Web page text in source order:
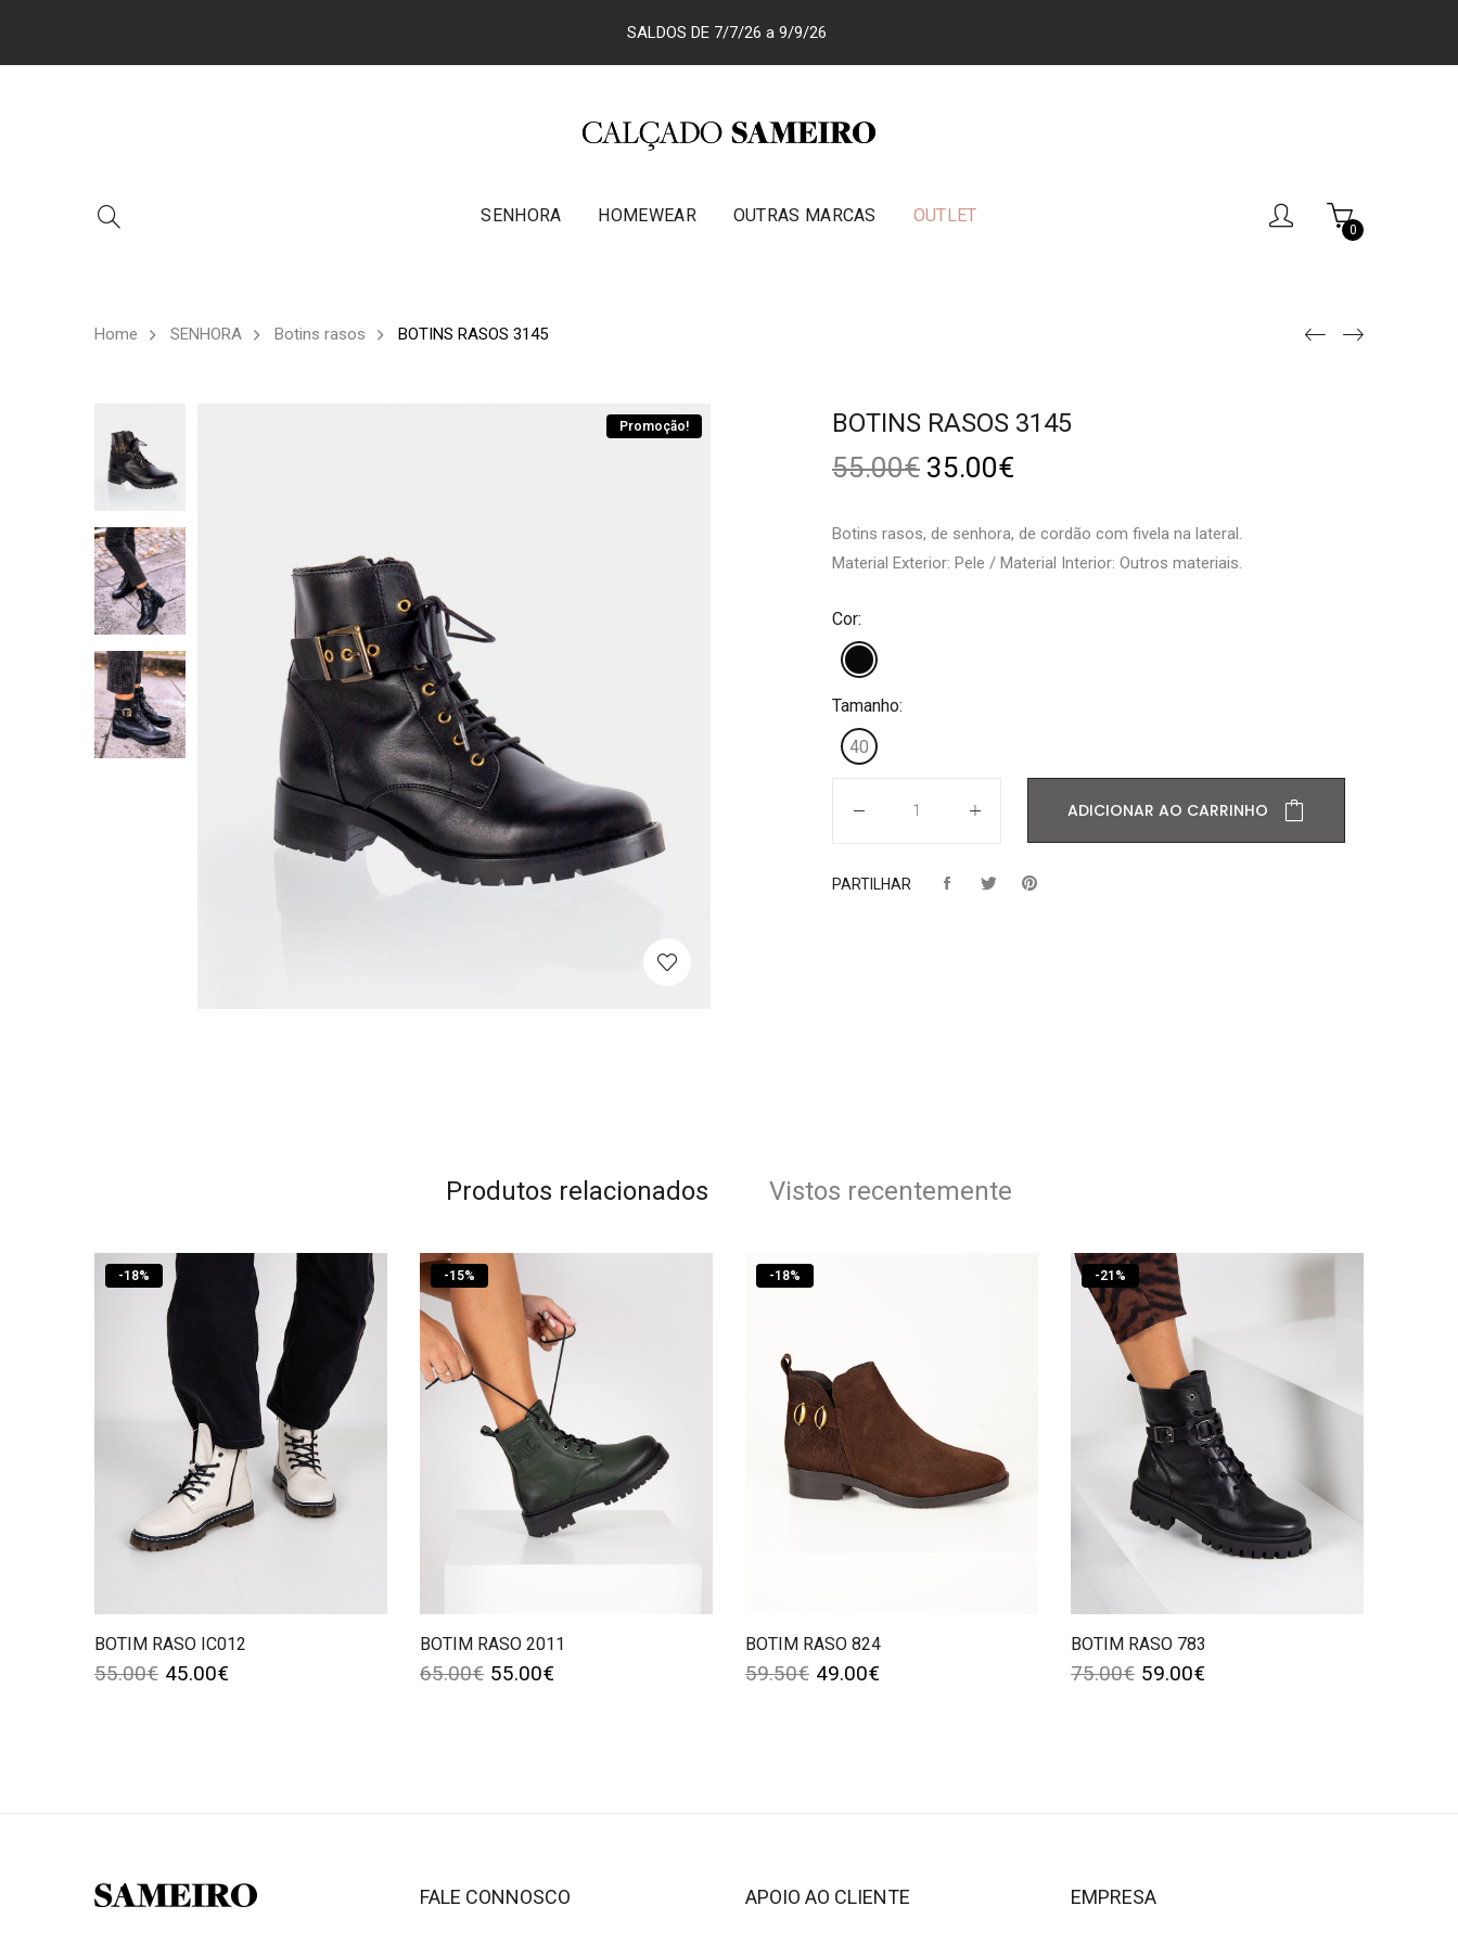
SALDOS DE 7/7/26 a 9/9/26
SENHORA HOMEWEAR OUTRAS MARCAS OUTLET
0
Home SENHORA Botins rasos BOTINS RASOS 3145
Promoção! BOTINS RASOS 3145
55.00€ 35.00€
Botins rasos, de senhora, de cordão com fivela na lateral.
Material Exterior: Pele / Material Interior: Outros materiais.
Cor:
Tamanho:
40
ADICIONAR AO CARRINHO
PARTILHAR
Produtos relacionados Vistos recentemente
-18%
BOTIM RASO IC012
55.00€ 45.00€
-15%
BOTIM RASO 2011
65.00€ 55.00€
-18%
BOTIM RASO 824
59.50€ 49.00€
-21 %
BOTIM RASO 783
75.00€ 59.00€
FALE CONNOSCO APOIO AO CLIENTE EMPRESA